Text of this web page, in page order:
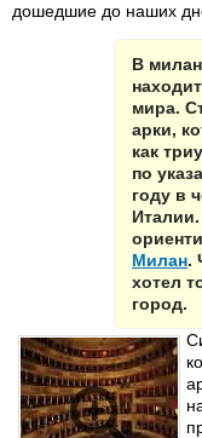
дошедшие до наших
В
мира.
арки,
как
по
году в
Милан.
хотел
город.